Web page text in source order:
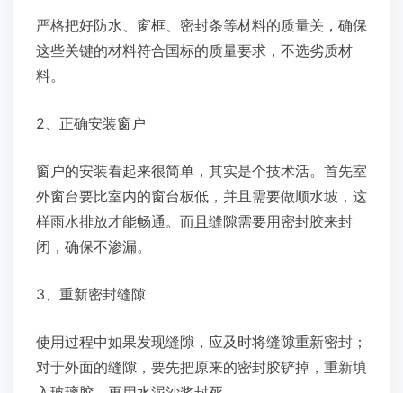
严格把好防水、窗框、密封条等材料的质量关，确保
这些关键的材料符合国标的质量要求，不选劣质材
料。
2、正确安装窗户
窗户的安装看起来很简单，其实是个技术活。首先室
外窗台要比室内的窗台板低，并且需要做顺水坡，这
样雨水排放才能畅通。而且缝隙需要用密封胶来封
闭，确保不渗漏。
3、重新密封缝隙
使用过程中如果发现缝隙，应及时将缝隙重新密封；
对于外面的缝隙，要先把原来的密封胶铲掉，重新填